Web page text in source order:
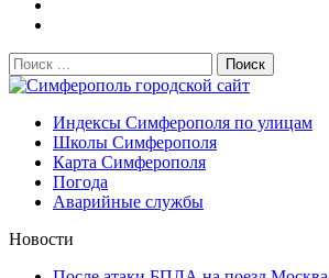
Поиск:
Симферополь городской сайт
Индексы Симферополя по улицам
Школы Симферополя
Карта Симферополя
Погода
Аварийные службы
Новости